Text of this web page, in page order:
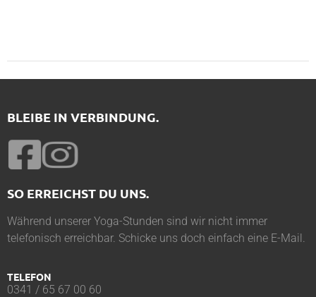
BLEIBE IN VERBINDUNG.
SO ERREICHST DU UNS.
Während unserer Yoga-Stunden sind wir nicht immer
telefonisch erreichbar. Schicke uns doch einfach eine E-Mail.
TELEFON
0341 / 65 67 00 60